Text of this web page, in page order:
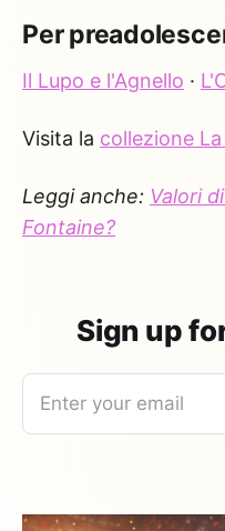
Per
Il Lupo e l'Agnello ·
Visita la collezione
Leggi anche: Valori
Fontaine?
Sign up
Enter your email